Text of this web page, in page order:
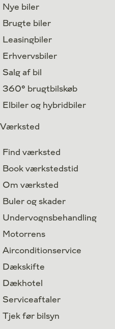
Nye biler
Brugte biler
Leasingbiler
Erhvervsbiler
Salg af bil
360° brugtbilskøb
Elbiler og hybridbiler
Værksted
Find værksted
Book værkstedstid
Om værksted
Buler og skader
Undervognsbehandling
Motorrens
Airconditionservice
Dækskifte
Dækhotel
Serviceaftaler
Tjek før bilsyn